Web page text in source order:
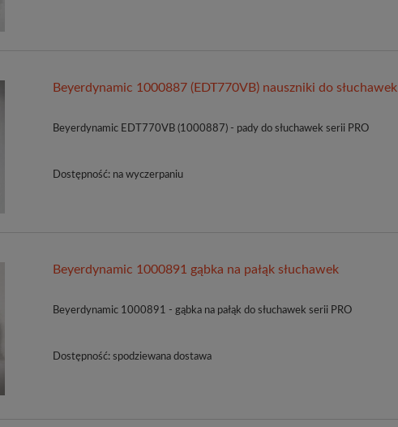
Beyerdynamic 1000887 (EDT770VB) nauszniki do słuchawek
Beyerdynamic EDT770VB (1000887) - pady do słuchawek serii PRO
Dostępność: na wyczerpaniu
Beyerdynamic 1000891 gąbka na pałąk słuchawek
Beyerdynamic 1000891 - gąbka na pałąk do słuchawek serii PRO
Dostępność: spodziewana dostawa